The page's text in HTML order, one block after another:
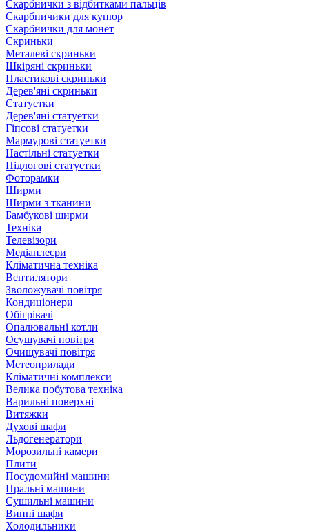
Скарбнички з відбитками пальців
Скарбничики для купюр
Скарбнички для монет
Скриньки
Металеві скриньки
Шкіряні скриньки
Пластикові скриньки
Дерев'яні скриньки
Статуетки
Дерев'яні статуетки
Гіпсові статуетки
Мармурові статуетки
Настільні статуетки
Підлогові статуетки
Фоторамки
Ширми
Ширми з тканини
Бамбукові ширми
Техніка
Телевізори
Медіаплеєри
Кліматична техніка
Вентилятори
Зволожувачі повітря
Кондиціонери
Обігрівачі
Опалювальні котли
Осушувачі повітря
Очищувачі повітря
Метеоприлади
Кліматичні комплекси
Велика побутова техніка
Варильні поверхні
Витяжки
Духові шафи
Льдогенератори
Морозильні камери
Плити
Посудомийні машини
Пральні машини
Сушильні машини
Винні шафи
Холодильники